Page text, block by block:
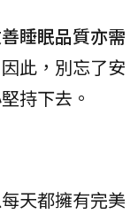
睡眠品質亦需
因此，別忘了安
持下去。
天都擁有完美